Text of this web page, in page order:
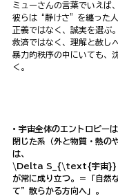
ミューさんの言葉でいえば、
彼らは“静けさ”を纏った人
正義ではなく、誠実を選ぶ。
救済ではなく、理解と赦し
暴力的秩序の中にいても、
く。
• 宇宙全体のエントロピー
閉じた系（外と物質・熱の
は、
\Delta S_{\text{宇宙
が常に成り立つ。＝「自然
て”散らかる方向へ」。